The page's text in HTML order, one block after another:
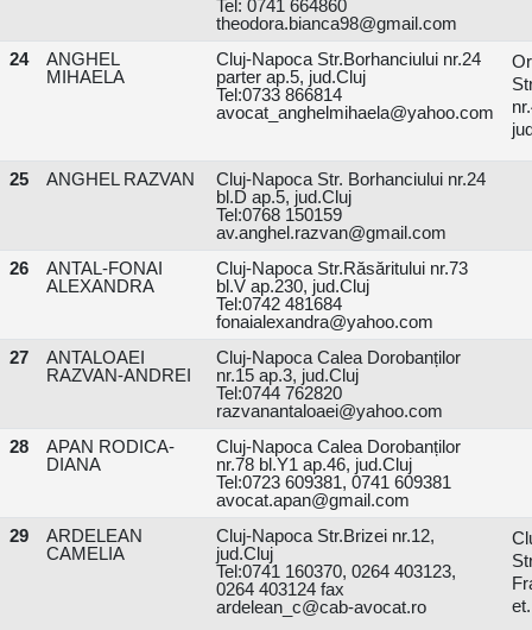
Tel: 0741 664860
theodora.bianca98@gmail.com
24
ANGHEL
MIHAELA
Cluj-Napoca Str.Borhanciului nr.24
parter ap.5, jud.Cluj
Tel:0733 866814
avocat_anghelmihaela@yahoo.com
25 ANGHEL RAZVAN
Cluj-Napoca Str. Borhanciului nr.24
bl.D ap.5, jud.Cluj
Tel:0768 150159
av.anghel.razvan@gmail.com
26
ANTAL-FONAI
ALEXANDRA
Cluj-Napoca Str.Răsăritului nr.73
bl.V ap.230, jud.Cluj
Tel:0742 481684
fonaialexandra@yahoo.com
27
ANTALOAEI
RAZVAN-ANDREI
Cluj-Napoca Calea Dorobanților
nr.15 ap.3, jud.Cluj
Tel:0744 762820
razvanantaloaei@yahoo.com
28
APAN RODICA-
DIANA
Cluj-Napoca Calea Dorobanților
nr.78 bl.Y1 ap.46, jud.Cluj
Tel:0723 609381, 0741 609381
avocat.apan@gmail.com
29
ARDELEAN
CAMELIA
Cluj-Napoca Str.Brizei nr.12,
jud.Cluj
Tel:0741 160370, 0264 403123,
0264 403124 fax
ardelean_c@cab-avocat.ro